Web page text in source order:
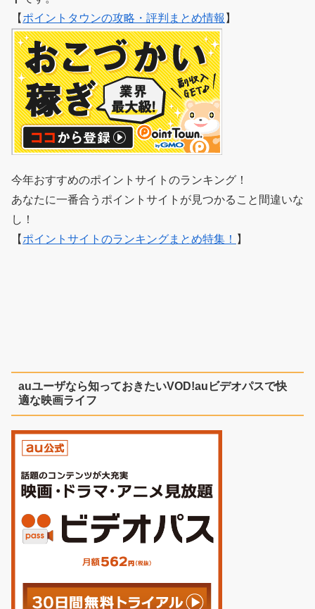
【 ポイントタウンの攻略・評判まとめ情報 】
今年おすすめのポイントサイトのランキング！
あなたに一番合うポイントサイトが見つかること間違いな
し！
【 ポイントサイトのランキングまとめ特集！ 】
auユーザなら知っておきたいVOD!auビデオパスで快
適な映画ライフ